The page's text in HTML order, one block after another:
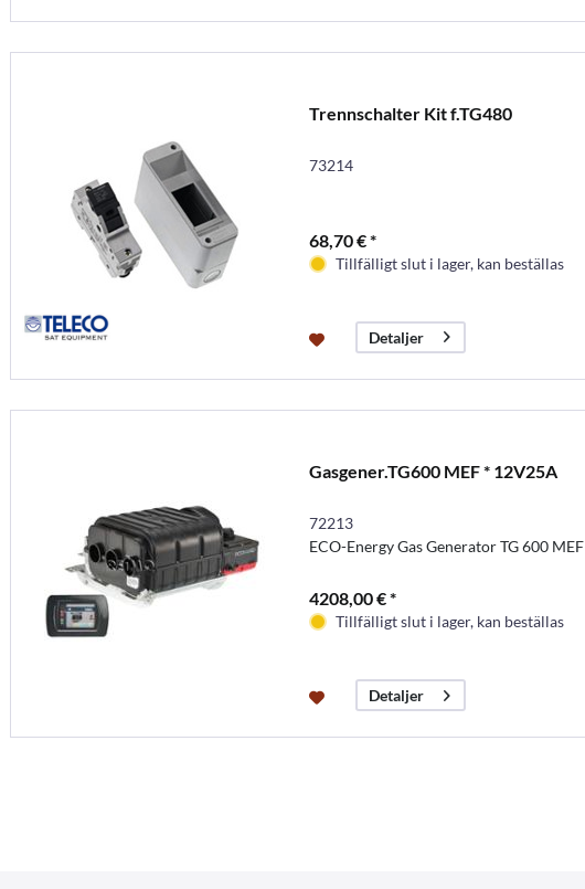
Trennschalter Kit f.TG480
73214
68,70 € *
Tillfälligt slut i lager, kan beställas
Detaljer
Gasgener.TG600 MEF * 12V25A
72213
ECO-Energy Gas Generator TG 600 MEF
4208,00 € *
Tillfälligt slut i lager, kan beställas
Detaljer